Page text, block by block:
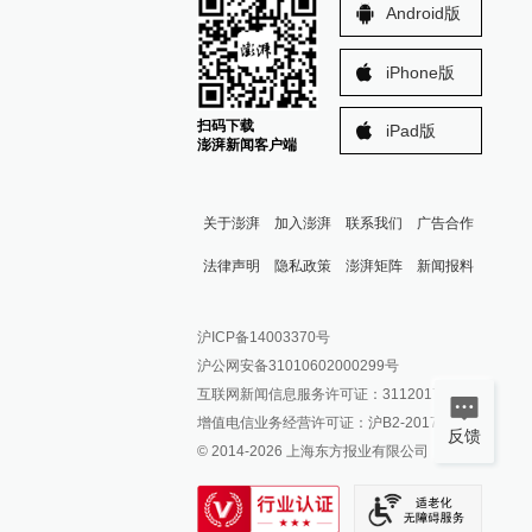
扫码下载
澎湃新闻客户端
Android版
iPhone版
iPad版
关于澎湃 加入澎湃 联系我们 广告合作
法律声明 隐私政策 澎湃矩阵
澎湃新闻公众号
澎湃新闻抖音号
派生万物开放平台
IP SHANGHAI
SIXTH TONE
新闻报料
报料邮箱: news@thepaper.cn
沪ICP备14003370号
沪公网安备31010602000299号
互联网新闻信息服务许可证：31120170006
增值电信业务经营许可证：沪B2-2017116
© 2014-2026 上海东方报业有限公司
反馈